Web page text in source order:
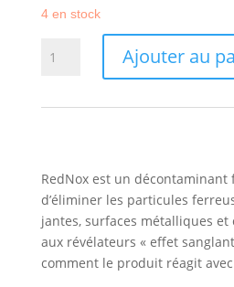
4 en stock
nox
Ajouter au
RedNox est un
d’éliminer les particules
jantes, surfaces métalliques et
aux révélateurs « effet
comment le produit réagit